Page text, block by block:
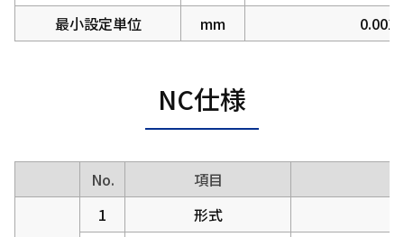
最小設定単位
mm 0.001
NC仕様
No. 項目
1
形式